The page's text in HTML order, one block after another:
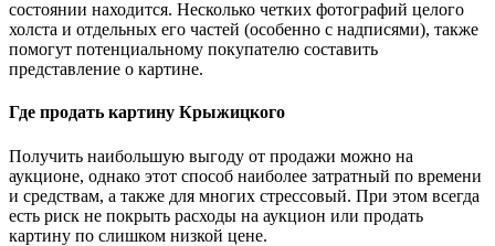
состоянии находится. Несколько четких фотографий целого
холста и отдельных его частей (особенно с надписями), также
помогут потенциальному покупателю составить
представление о картине.
Где продать картину Крыжицкого
Получить наибольшую выгоду от продажи можно на
аукционе, однако этот способ наиболее затратный по времени
и средствам, а также для многих стрессовый. При этом всегда
есть риск не покрыть расходы на аукцион или продать
картину по слишком низкой цене.